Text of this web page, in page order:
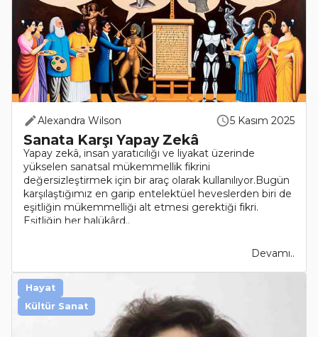
Alexandra Wilson 5 Kasım 2025
Sanata Karşı Yapay Zekâ
Yapay zekâ, insan yaratıcılığı ve liyakat üzerinde
yükselen sanatsal mükemmellik fikrini
değersizleştirmek için bir araç olarak kullanılıyor.Bugün
karşılaştığımız en garip entelektüel heveslerden biri de
eşitliğin mükemmelliği alt etmesi gerektiği fikri.
Eşitliğin her halükârd..
Devamı..
Hayat
Kültür Sanat